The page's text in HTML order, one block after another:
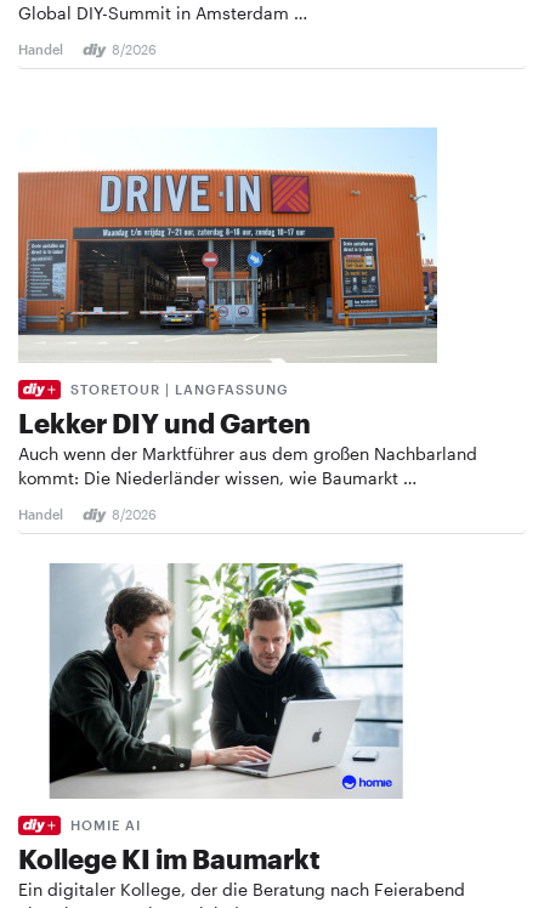
Global DIY-Summit in Amsterdam …
Handel 8/2026
STORETOUR | LANGFASSUNG
Lekker DIY und Garten
Auch wenn der Marktführer aus dem großen Nachbarland
kommt: Die Niederländer wissen, wie Baumarkt …
Handel 8/2026
HOMIE AI
Kollege KI im Baumarkt
Ein digitaler Kollege, der die Beratung nach Feierabend